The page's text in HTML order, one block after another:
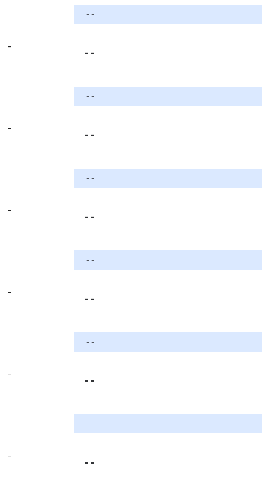
- -
-
- -
- -
-
- -
- -
-
- -
- -
-
- -
- -
-
- -
- -
-
- -